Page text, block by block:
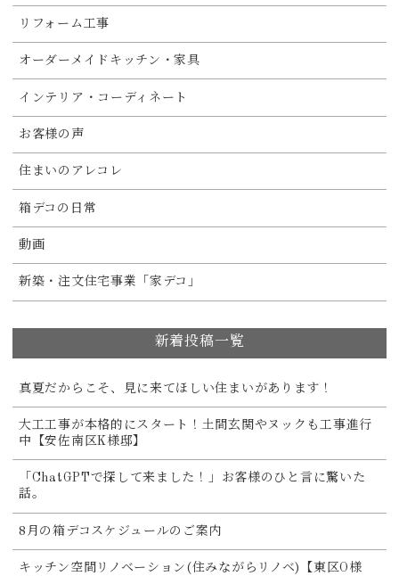
リフォーム工事
オーダーメイドキッチン・家具
インテリア・コーディネート
お客様の声
住まいのアレコレ
箱デコの日常
動画
新築・注文住宅事業「家デコ」
新着投稿一覧
真夏だからこそ、見に来てほしい住まいがあります！
大工工事が本格的にスタート！土間玄関やヌックも工事進行
中【安佐南区K様邸】
「ChatGPTで探して来ました！」お客様のひと言に驚いた
話。
8月の箱デコスケジュールのご案内
キッチン空間リノベーション(住みながらリノベ)【東区O様